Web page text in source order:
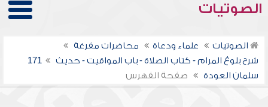
الصوتيات
الصوتيات علماء ودعاة
محاضرات مفرغة
شرح بلوغ المرام - كتاب الصلاة - باب المواقيت - حديث 171
سلمان العودة
صفحة الفهرس